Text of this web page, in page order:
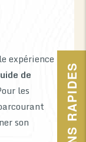
expérience
de
les
son
LIENS RAPIDES